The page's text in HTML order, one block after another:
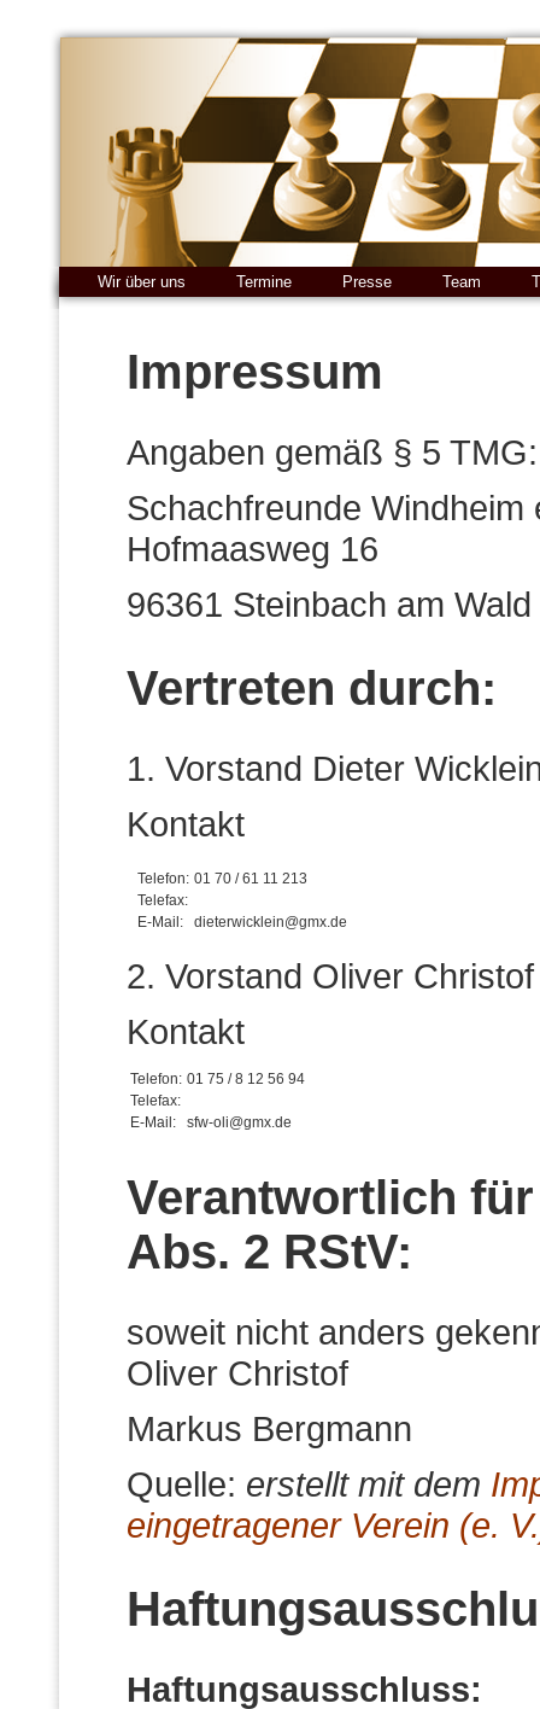
Wir über uns Termine Presse Team
Impressum
Angaben gemäß § 5 TMG:
Schachfreunde Windheim
Hofmaasweg 16
96361 Steinbach am
Vertreten durch:
1. Vorstand Dieter
Kontakt
Telefon: 01 70 / 61 11 213
Telefax:
E-Mail:
dieterwicklein@gmx.de
2. Vorstand Oliver Christof
Kontakt
Telefon: 01 75 / 8 12 56 94
Telefax:
E-Mail:
sfw-oli@gmx.de
Verantwortlich
Abs. 2 RStV:
soweit nicht anders
Oliver Christof
Markus Bergmann
Quelle: erstellt mit dem
eingetragener Verein (e.
Haftungsausschluss: